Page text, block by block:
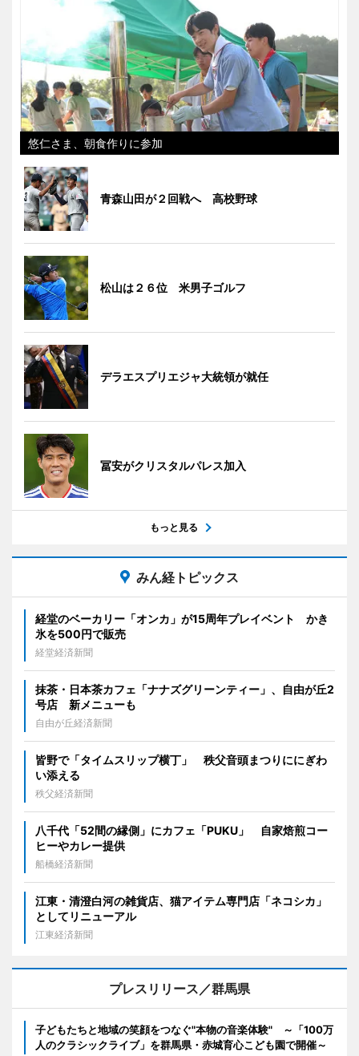
悠仁さま、朝食作りに参加
青森山田が２回戦へ 高校野球
松山は２６位 米男子ゴルフ
デラエスプリエジャ大統領が就任
冨安がクリスタルパレス加入
もっと見る
みん経トピックス
経堂のベーカリー「オンカ」が15周年プレイベント かき
氷を500円で販売
経堂経済新聞
抹茶・日本茶カフェ「ナナズグリーンティー」、自由が丘2
号店 新メニューも
自由が丘経済新聞
皆野で「タイムスリップ横丁」 秩父音頭まつりににぎわ
い添える
秩父経済新聞
八千代「52間の縁側」にカフェ「PUKU」 自家焙煎コー
ヒーやカレー提供
船橋経済新聞
江東・清澄白河の雑貨店、猫アイテム専門店「ネコシカ」
としてリニューアル
江東経済新聞
プレスリリース／群馬県
子どもたちと地域の笑顔をつなぐ"本物の音楽体験" ～「100万
人のクラシックライブ」を群馬県・赤城育心こども園で開催～